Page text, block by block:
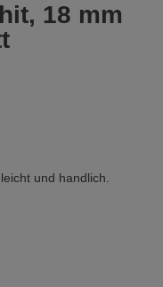
18 mm
und handlich.